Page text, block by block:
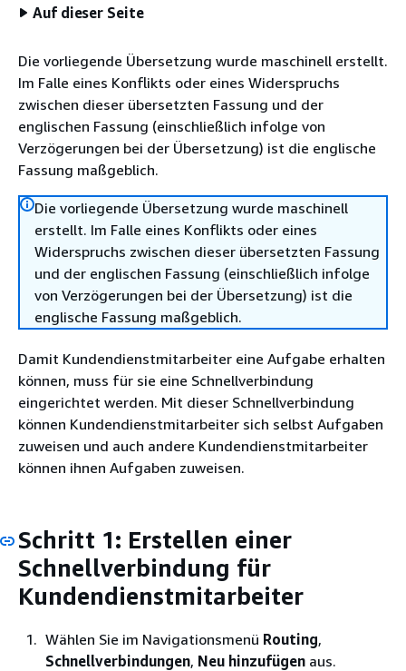
Auf dieser Seite
Die vorliegende Übersetzung wurde maschinell erstellt.
Im Falle eines Konflikts oder eines Widerspruchs
zwischen dieser übersetzten Fassung und der
englischen Fassung (einschließlich infolge von
Verzögerungen bei der Übersetzung) ist die englische
Fassung maßgeblich.
Die vorliegende Übersetzung wurde maschinell
erstellt. Im Falle eines Konflikts oder eines
Widerspruchs zwischen dieser übersetzten Fassung
und der englischen Fassung (einschließlich infolge
von Verzögerungen bei der Übersetzung) ist die
englische Fassung maßgeblich.
Damit Kundendienstmitarbeiter eine Aufgabe erhalten
können, muss für sie eine Schnellverbindung
eingerichtet werden. Mit dieser Schnellverbindung
können Kundendienstmitarbeiter sich selbst Aufgaben
zuweisen und auch andere Kundendienstmitarbeiter
können ihnen Aufgaben zuweisen.
Schritt 1: Erstellen einer
Schnellverbindung für
Kundendienstmitarbeiter
Wählen Sie im Navigationsmenü Routing,
Schnellverbindungen, Neu hinzufügen aus.